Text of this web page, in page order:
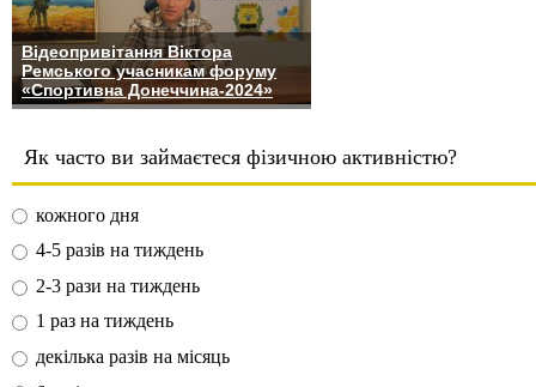
Відеопривітання Віктора
Ремського учасникам форуму
«Спортивна Донеччина-2024»
Як часто ви займаєтеся фізичною активністю?
кожного дня
4-5 разів на тиждень
2-3 рази на тиждень
1 раз на тиждень
декілька разів на місяць